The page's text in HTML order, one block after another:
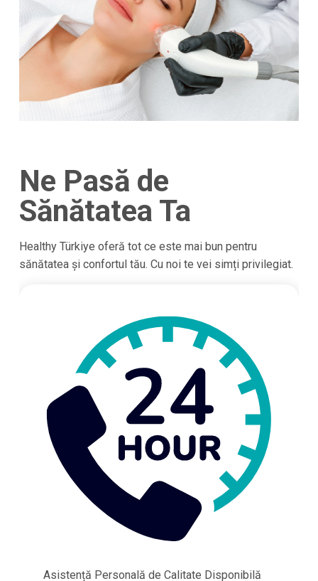
Ne Pasă de
Sănătatea Ta
Healthy Türkiye oferă tot ce este mai bun pentru
sănătatea și confortul tău. Cu noi te vei simți privilegiat.
Asistență Personală de Calitate Disponibilă